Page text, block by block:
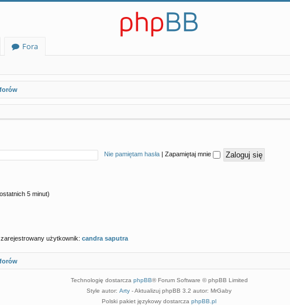
Fora
Nie pamiętam hasła Zapamiętaj mnie
5 minut)
zarejestrowany użytkownik: candra saputra
Technologię dostarcza phpBB® Forum Software © phpBB Limited
Style autor: Arty - Aktualizuj phpBB 3.2 autor: MrGaby
Polski pakiet językowy dostarcza phpBB.pl